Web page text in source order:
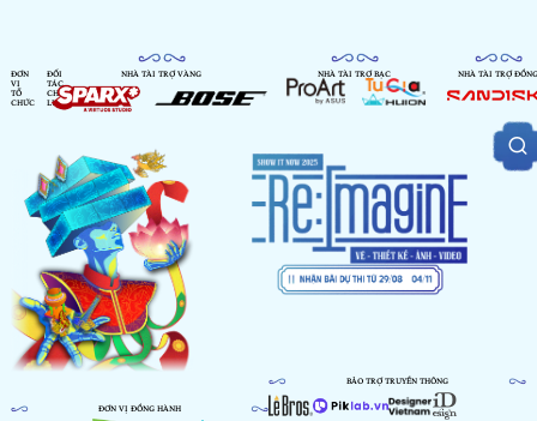
ĐƠN
VỊ
TỔ
CHỨC
ĐỐI
TÁC
CHIẾN
LƯỢC
NHÀ TÀI TRỢ VÀNG NHÀ TÀI TRỢ BẠC NHÀ TÀI TRỢ ĐỒNG
ĐƠN VỊ ĐỒNG HÀNH
BẢO TRỢ TRUYỀN THÔNG